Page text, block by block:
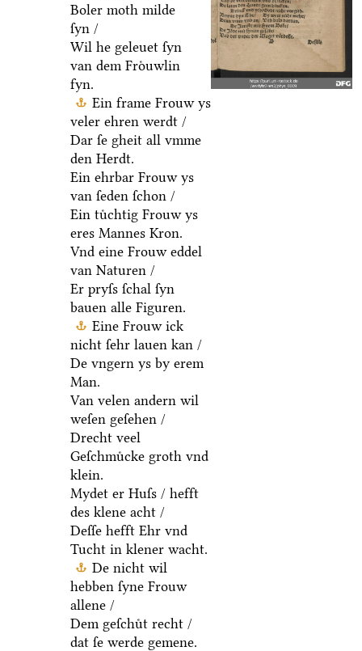
Boler moth milde
ſyn /
Wil he geleuet ſyn
van dem Froͤuwlin
fyn.
Ein frame Frouw ys
veler ehren werdt /
Dar ſe gheit all vmme
den Herdt.
Ein ehrbar Frouw ys
van ſeden ſchon /
Ein tuͤchtig Frouw ys
eres Mannes Kron.
Vnd eine Frouw eddel
van Naturen /
Er pryſs ſchal ſyn
bauen alle Figuren.
Eine Frouw ick
nicht ſehr lauen kan /
De vngern ys by erem
Man.
Van velen andern wil
weſen geſehen /
Drecht veel
Geſchmuͤcke groth vnd
klein.
Mydet er Huſs / hefft
des klene acht /
Deſſe hefft Ehr vnd
Tucht in klener wacht.
De nicht wil
hebben ſyne Frouw
allene /
Dem geſchuͤt recht /
dat ſe werde gemene.